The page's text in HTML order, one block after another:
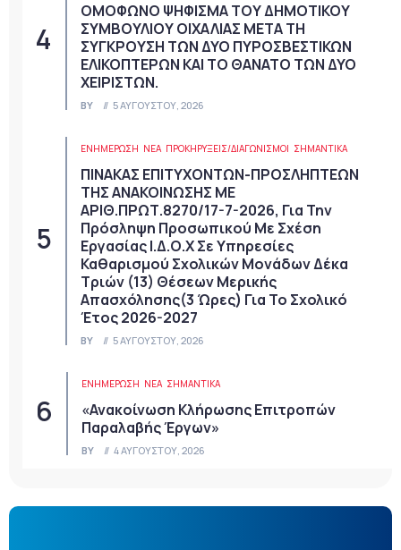
ΟΜΟΦΩΝΟ ΨΗΦΙΣΜΑ ΤΟΥ ΔΗΜΟΤΙΚΟΥ
ΣΥΜΒΟΥΛΙΟΥ ΟΙΧΑΛΙΑΣ ΜΕΤΑ ΤΗ
ΣΥΓΚΡΟΥΣΗ ΤΩΝ ΔΥΟ ΠΥΡΟΣΒΕΣΤΙΚΩΝ
ΕΛΙΚΟΠΤΕΡΩΝ ΚΑΙ ΤΟ ΘΑΝΑΤΟ ΤΩΝ ΔΥΟ
ΧΕΙΡΙΣΤΩΝ.
BY 5 ΑΥΓΟΎΣΤΟΥ, 2026
ΕΝΗΜΕΡΩΣΗ ΝΈΑ ΠΡΟΚΗΡΎΞΕΙΣ/ΔΙΑΓΩΝΙΣΜΟΊ ΣΗΜΑΝΤΙΚΆ
ΠΙΝΑΚΑΣ ΕΠΙΤΥΧΟΝΤΩΝ-ΠΡΟΣΛΗΠΤΕΩΝ
ΤΗΣ ΑΝΑΚΟΙΝΩΣΗΣ ΜΕ
ΑΡΙΘ.ΠΡΩΤ.8270/17-7-2026, Για Την
Πρόσληψη Προσωπικού Με Σχέση
Εργασίας Ι.Δ.Ο.Χ Σε Υπηρεσίες
Καθαρισμού Σχολικών Μονάδων Δέκα
Τριών (13) Θέσεων Μερικής
Απασχόλησης(3 Ώρες) Για Το Σχολικό
Έτος 2026-2027
BY 5 ΑΥΓΟΎΣΤΟΥ, 2026
ΕΝΗΜΕΡΩΣΗ ΝΈΑ ΣΗΜΑΝΤΙΚΆ
«Ανακοίνωση Κλήρωσης Επιτροπών
Παραλαβής Έργων»
BY 4 ΑΥΓΟΎΣΤΟΥ, 2026